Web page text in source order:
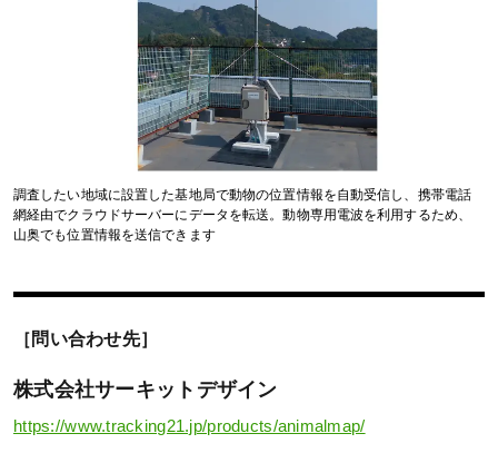
調査したい地域に設置した基地局で動物の位置情報を自動受信し、携帯電話
網経由でクラウドサーバーにデータを転送。動物専用電波を利用するため、
山奥でも位置情報を送信できます
［問い合わせ先］
株式会社サーキットデザイン
https://www.tracking21.jp/products/animalmap/